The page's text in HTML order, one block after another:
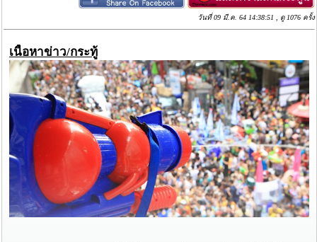
วันที่ 09 มี.ค. 64 14:38:51 , ดู 1076 ครั้ง
เนื้อหาข่าว/กระทู้